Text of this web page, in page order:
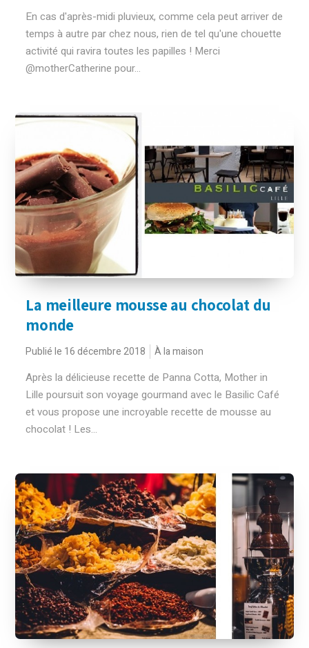
En cas d'après-midi pluvieux, comme cela peut arriver de
temps à autre par chez nous, rien de tel qu'une chouette
activité qui ravira toutes les papilles ! Merci
@motherCatherine pour...
La meilleure mousse au chocolat du
monde
Publié le 16 décembre 2018 À la maison
Après la délicieuse recette de Panna Cotta, Mother in
Lille poursuit son voyage gourmand avec le Basilic Café
et vous propose une incroyable recette de mousse au
chocolat ! Les...